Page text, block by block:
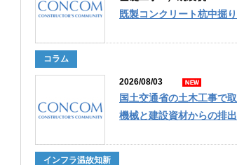
既製コンクリート杭中掘
コラム
2026/08/03
国土交通省の土木工事で
機械と建設資材からの排
インフラ温故知新